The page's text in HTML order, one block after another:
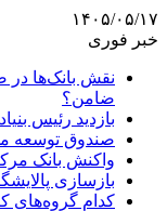
۱۴۰۵/۰۵/۱۷
خبر فوری
نقش بانک‌ها در
ضامن؟
بازدید رئیس
صندوق توسعه
واکنش بانک
بازسازی
کدام گروه‌های